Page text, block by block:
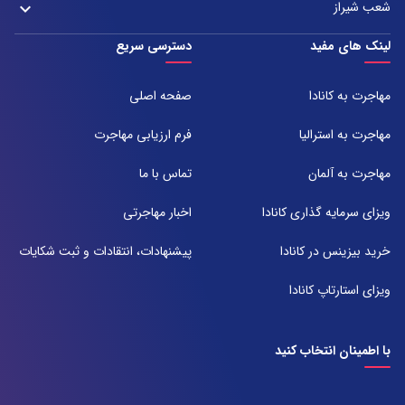
021-43000054
مشهد، بلوار هفت تیر نبش هفت تیر ۸ برج اداری آرمیتاژ طبقه ۱۶ واحد ۱۶۰۵
تلفن:
051-31737000
شعب شیراز keyboard_arrow_down
شعبه 1
آدرس:
تلفن:
شعبه 2
تلفن:
لینک های مفید
مهاجرت به کانادا
مهاجرت به استرالیا
مهاجرت به آلمان
ویزای سرمایه گذاری کانادا
خرید بیزینس در کانادا
ویزای استارتاپ کانادا
دسترسی سریع
صفحه اصلی
فرم ارزیابی مهاجرت
تماس با ما
اخبار مهاجرتی
پیشنهادات، انتقادات و ثبت شکایات
با اطمینان انتخاب کنید